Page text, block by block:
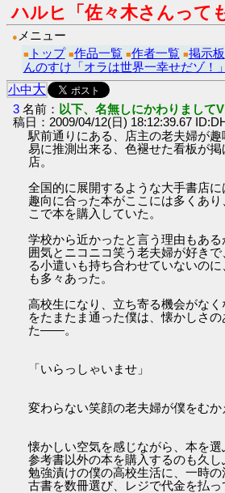
ハルヒ「佐々木さんって
● メニュー
■ トップ ■作品一覧 ■作者一覧 ■掲示板
んのすけ「オラは世界一幸せだゾ！」
小中大
3 名前： 以下、名無しにかわりまして
稿日：2009/04/12(日) 18:12:39.67
駅前通りにある、店主の老夫婦が
易に推測出来る、色褪せた看板が
店。
全国的に展開するような大手書店
趣向に合った本がここには多くあ
こで本を購入していた。
学校から近かったと言う理由もあ
囲気とニコニコ笑う老夫婦が好き
る小遣いも持ち合わせていないの
も多々あった。
高校生になり、立ち寄る機会がな
をたまたま通った僕は、懐かしさ
た――。
「いらっしゃいませ」
変わらない笑顔の老夫婦が僕をむか
懐かしい空気を感じながら、本を選
参考書以外の本を購入するのも久し
勉強漬けの僕の高校生活に、一時の
古書を数冊選び、レジで代金を払っ